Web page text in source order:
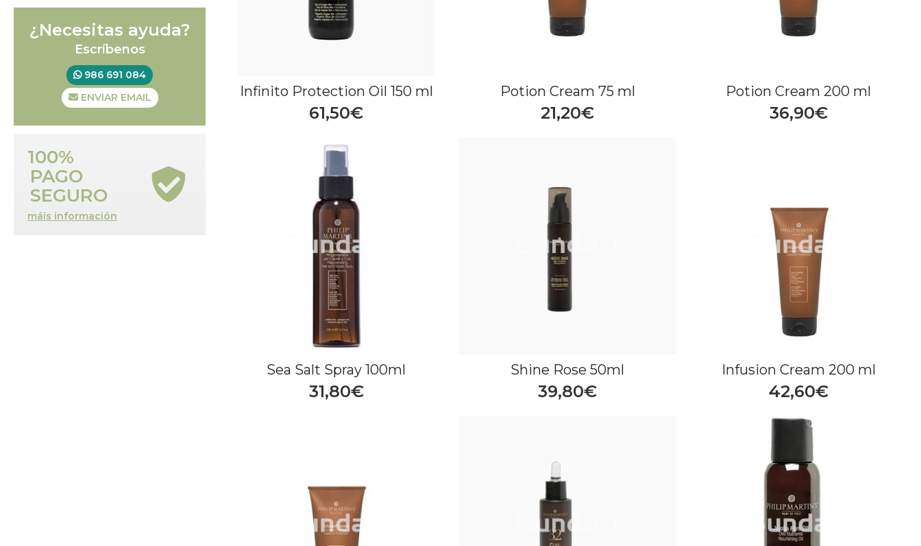
Infinito Protection Oil 150 ml
61,50€
Potion Cream 75 ml
21,20€
Potion Cream 200 ml
36,90€
Sea Salt Spray 100ml
31,80€
Shine Rose 50ml
39,80€
Infusion Cream 200 ml
42,60€
¿Necesitas ayuda?
Escríbenos
986 691 084
ENVIAR EMAIL
100%
PAGO
SEGURO
máis información